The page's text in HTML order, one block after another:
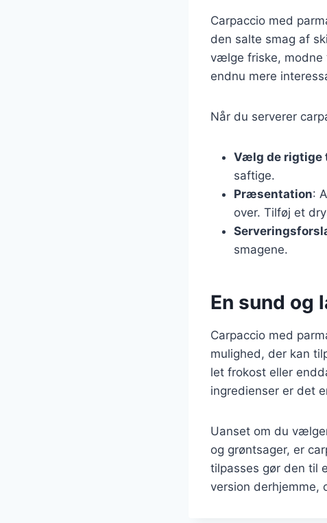
Carpaccio med
den salte smag af
vælge friske, modne
endnu mere
Når du serverer
Vælg de rigtige
saftige.
Præsentation:
over. Tilføj et
smagene.
En sund og
Carpaccio med
mulighed, der kan
let frokost eller
ingredienser er det
Uanset om du
og grøntsager, er
tilpasses gør den til
version derhjemme,